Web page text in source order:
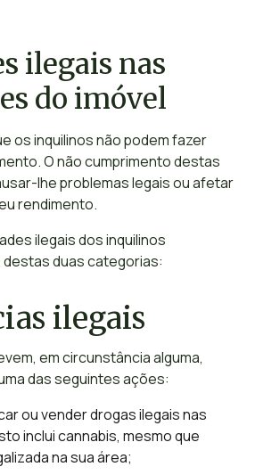
ilegais nas
do imóvel
os inquilinos não podem fazer
O não cumprimento destas
lhe problemas legais ou afetar
rendimento.
ilegais dos inquilinos
duas categorias:
ilegais
em circunstância alguma,
das seguintes ações:
ou vender drogas ilegais nas
inclui cannabis, mesmo que
na sua área;